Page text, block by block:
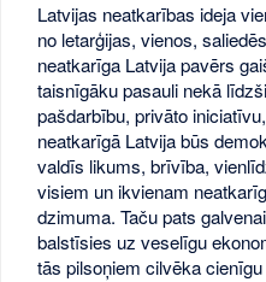
Latvijas neatkarības ideja
no letarģijas, vienos,
neatkarīga Latvija pavērs
taisnīgāku pasauli nekā
pašdarbību, privāto
neatkarīgā Latvija būs
valdīs likums, brīvība,
visiem un ikvienam
dzimuma. Taču pats
balstīsies uz veselīgu
tās pilsoņiem cilvēka